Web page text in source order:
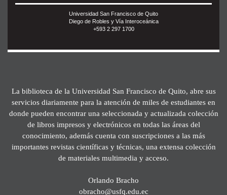
Universidad San Francisco de Quito
Diego de Robles y Vía Interoceánica
+593 2 297 1700
La biblioteca de la Universidad San Francisco de Quito, abre sus
servicios diariamente para la atención de miles de estudiantes en
donde pueden encontrar una seleccionada y actualizada colección
de libros impresos y electrónicos en todas las áreas del
conocimiento, además cuenta con suscripciones a las más
importantes revistas científicas y técnicas, una extensa colección
de materiales multimedia y acceso.
Orlando Bracho
obracho@usfq.edu.ec